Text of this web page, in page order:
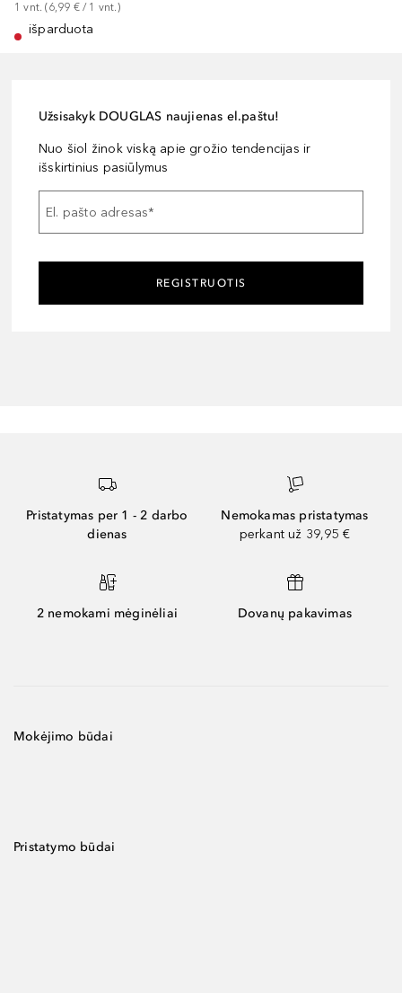
1 vnt. (6,99 € / 1 vnt.)
išparduota
Užsisakyk DOUGLAS naujienas el.paštu!
Nuo šiol žinok viską apie grožio tendencijas ir
išskirtinius pasiūlymus
El. pašto adresas*
REGISTRUOTIS
Pristatymas per 1 - 2 darbo
dienas
Nemokamas pristatymas
perkant už 39,95 €
2 nemokami mėginėliai Dovanų pakavimas
Mokėjimo būdai
Pristatymo būdai